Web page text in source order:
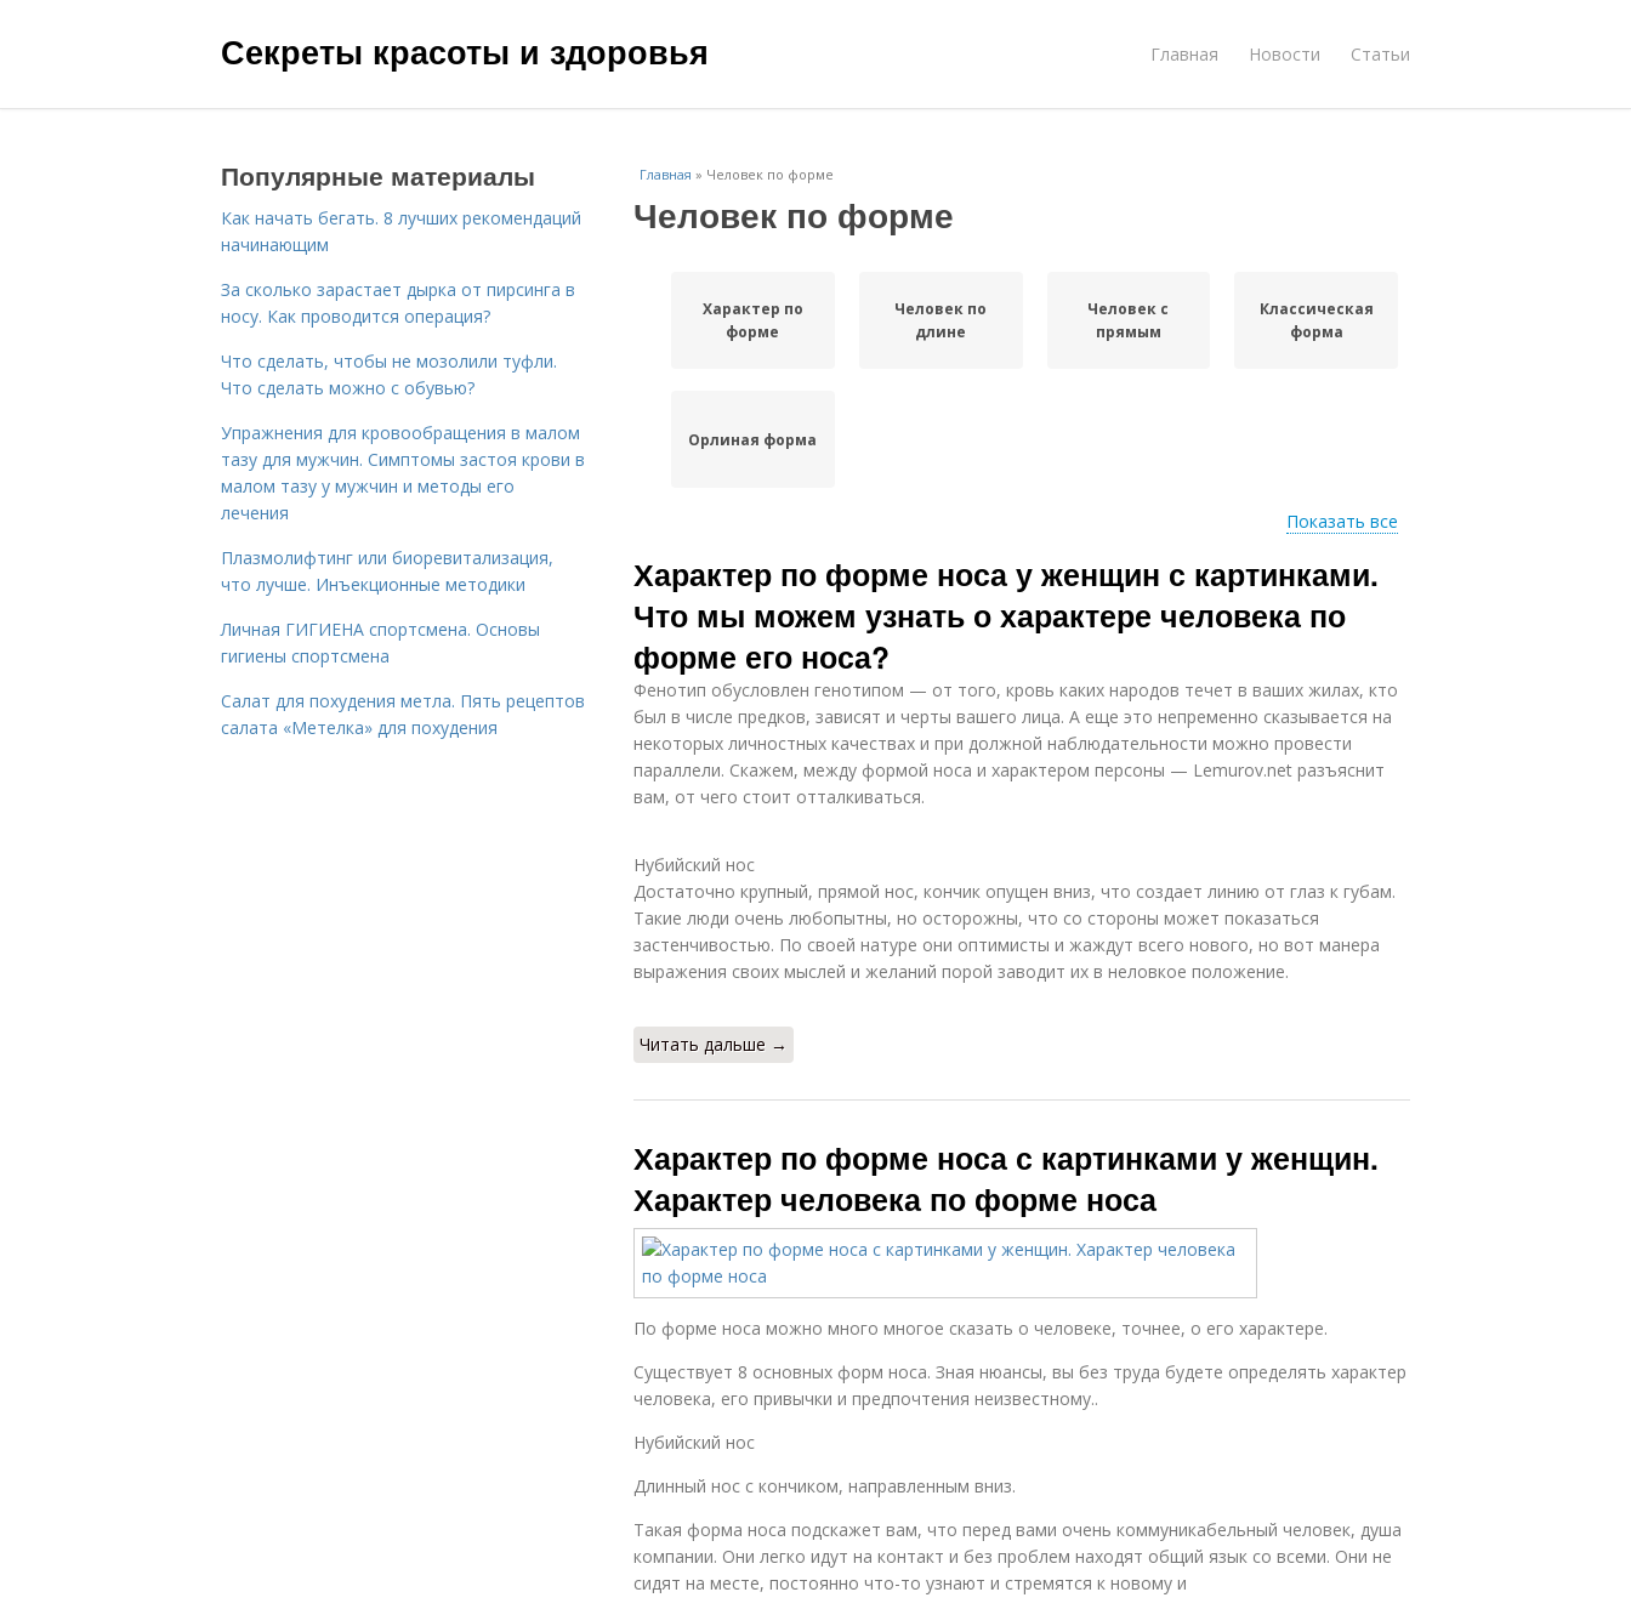
Секреты красоты и здоровья Главная Новости Статьи
Главная » Человек по форме
Человек по форме
Характер по
форме
Человек по
длине
Человек с
прямым
Классическая
форма
Орлиная форма
Показать все
Характер по форме носа у женщин с картинками.
Что мы можем узнать о характере человека по
форме его носа?
Фенотип обусловлен генотипом — от того, кровь каких народов течет в ваших жилах, кто
был в числе предков, зависят и черты вашего лица. А еще это непременно сказывается на
некоторых личностных качествах и при должной наблюдательности можно провести
параллели. Скажем, между формой носа и характером персоны — Lemurov.net разъяснит
вам, от чего стоит отталкиваться.
Нубийский нос
Достаточно крупный, прямой нос, кончик опущен вниз, что создает линию от глаз к губам.
Такие люди очень любопытны, но осторожны, что со стороны может показаться
застенчивостью. По своей натуре они оптимисты и жаждут всего нового, но вот манера
выражения своих мыслей и желаний порой заводит их в неловкое положение.
Читать дальше →
Характер по форме носа с картинками у женщин.
Характер человека по форме носа
По форме носа можно много многое сказать о человеке, точнее, о его характере.
Существует 8 основных форм носа. Зная нюансы, вы без труда будете определять характер
человека, его привычки и предпочтения неизвестному..
Нубийский нос
Длинный нос с кончиком, направленным вниз.
Такая форма носа подскажет вам, что перед вами очень коммуникабельный человек, душа
компании. Они легко идут на контакт и без проблем находят общий язык со всеми. Они не
сидят на месте, постоянно что-то узнают и стремятся к новому и
Популярные материалы
Как начать бегать. 8 лучших рекомендаций
начинающим
За сколько зарастает дырка от пирсинга в
носу. Как проводится операция?
Что сделать, чтобы не мозолили туфли.
Что сделать можно с обувью?
Упражнения для кровообращения в малом
тазу для мужчин. Симптомы застоя крови в
малом тазу у мужчин и методы его
лечения
Плазмолифтинг или биоревитализация,
что лучше. Инъекционные методики
Личная ГИГИЕНА спортсмена. Основы
гигиены спортсмена
Салат для похудения метла. Пять рецептов
салата «Метелка» для похудения